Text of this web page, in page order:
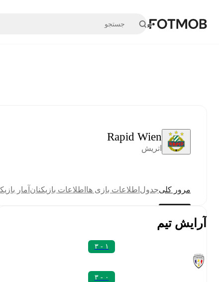
رفتن به محتوای اصلی
Rapid Wien
اتریش
مرور کلیجدول اطلاعات بازی ها اطلاعات بازیکنان آمار
آرایش تیم
۱ - ۳
۰ - ۳